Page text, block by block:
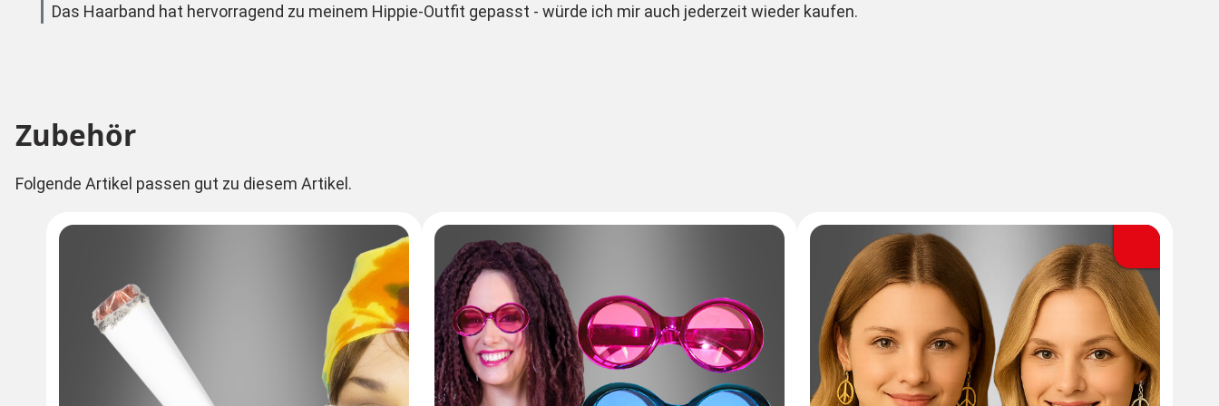
Das Haarband hat hervorragend zu meinem Hippie-Outfit gepasst - würde ich mir auch jederzeit wieder kaufen.
Zubehör
Folgende Artikel passen gut zu diesem Artikel.